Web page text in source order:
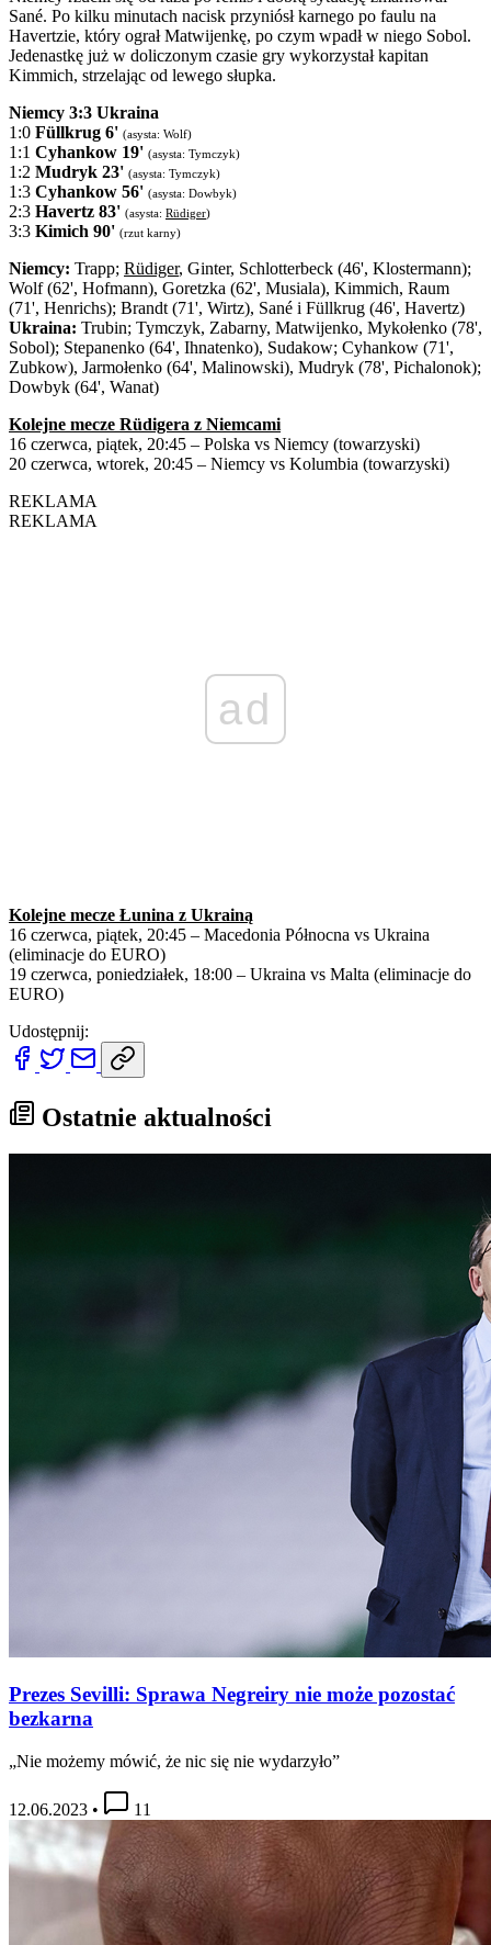
Sané. Po kilku minutach nacisk przyniósł karnego po faulu na
Havertzie, który ograł Matwijenkę, po czym wpadł w niego Sobol.
Jedenastkę już w doliczonym czasie gry wykorzystał kapitan
Kimmich, strzelając od lewego słupka.
Niemcy 3:3 Ukraina
1:0 Füllkrug 6' (asysta: Wolf)
1:1 Cyhankow 19' (asysta: Tymczyk)
1:2 Mudryk 23' (asysta: Tymczyk)
1:3 Cyhankow 56' (asysta: Dowbyk)
2:3 Havertz 83' (asysta: Rüdiger)
3:3 Kimich 90' (rzut karny)
Niemcy: Trapp; Rüdiger, Ginter, Schlotterbeck (46', Klostermann);
Wolf (62', Hofmann), Goretzka (62', Musiala), Kimmich, Raum
(71', Henrichs); Brandt (71', Wirtz), Sané i Füllkrug (46', Havertz)
Ukraina: Trubin; Tymczyk, Zabarny, Matwijenko, Mykołenko (78',
Sobol); Stepanenko (64', Ihnatenko), Sudakow; Cyhankow (71',
Zubkow), Jarmołenko (64', Malinowski), Mudryk (78', Pichalonok);
Dowbyk (64', Wanat)
Kolejne mecze Rüdigera z Niemcami
16 czerwca, piątek, 20:45 – Polska vs Niemcy (towarzyski)
20 czerwca, wtorek, 20:45 – Niemcy vs Kolumbia (towarzyski)
REKLAMA
REKLAMA
ad
Kolejne mecze Łunina z Ukrainą
16 czerwca, piątek, 20:45 – Macedonia Północna vs Ukraina
(eliminacje do EURO)
19 czerwca, poniedziałek, 18:00 – Ukraina vs Malta (eliminacje do
EURO)
Udostępnij:
Ostatnie aktualności
Prezes Sevilli: Sprawa Negreiry nie może pozostać
bezkarna
„Nie możemy mówić, że nic się nie wydarzyło”
12.06.2023 • 11